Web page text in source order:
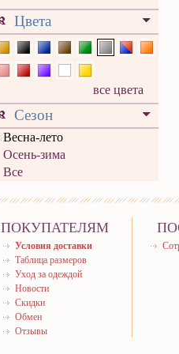
Цвета
все цвета
Сезон
Весна-лето
Осень-зима
Все
ПОКУПАТЕЛЯМ
Условия доставки
Таблица размеров
Уход за одеждой
Новости
Скидки
Обмен
Отзывы